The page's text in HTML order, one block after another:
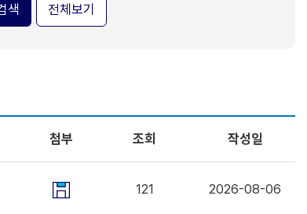
전체보기
첨부 조회 작성일
121 2026-08-06